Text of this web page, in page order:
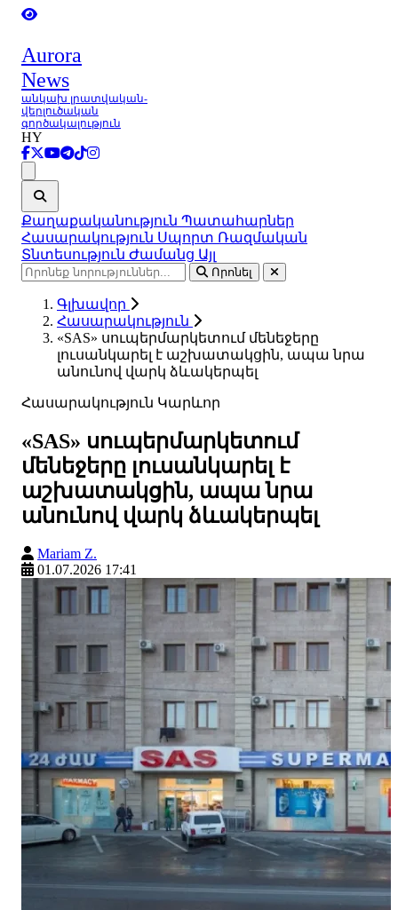
Aurora
News
անկախ լրատվական-
վերլուծական
գործակալություն
HY
Քաղաքականություն Պատահարներ
Հասարակություն Սպորտ Ռազմական
Տնտեսություն Ժամանց Այլ
Որոնել
Գլխավոր
Հասարակություն
«SAS» սուպերմարկետում մենեջերը
լուսանկարել է աշխատակցին, ապա նրա
անունով վարկ ձևակերպել
Հասարակություն Կարևոր
«SAS» սուպերմարկետում
մենեջերը լուսանկարել է
աշխատակցին, ապա նրա
անունով վարկ ձևակերպել
Mariam Z.
01.07.2026 17:41